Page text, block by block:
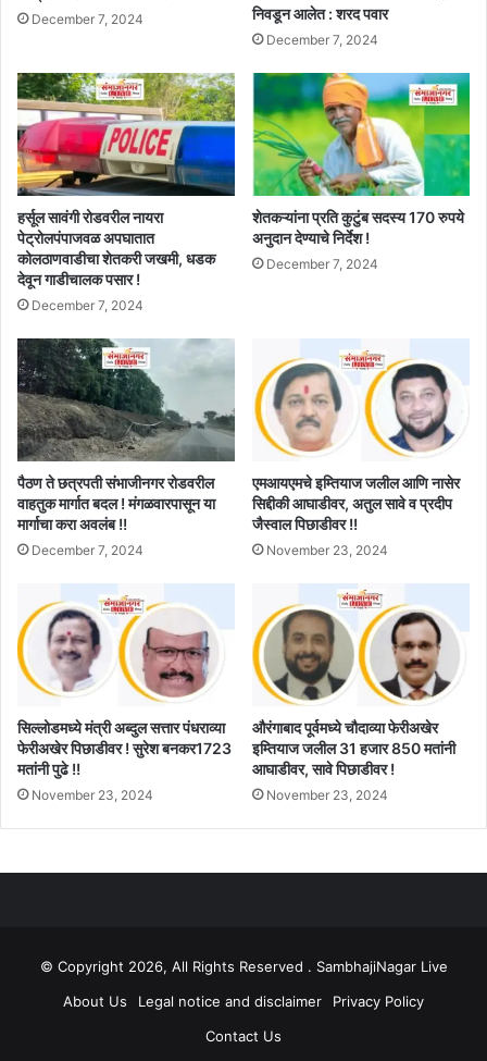
December 7, 2024
निवडून आलेत : शरद पवार
December 7, 2024
हर्सूल सावंगी रोडवरील नायरा
पेट्रोलपंपाजवळ अपघातात
कोलठाणवाडीचा शेतकरी जखमी, धडक
देवून गाडीचालक पसार !
December 7, 2024
शेतकऱ्यांना प्रति कुटुंब सदस्य 170 रुपये
अनुदान देण्याचे निर्देश !
December 7, 2024
पैठण ते छत्रपती संभाजीनगर रोडवरील
वाहतुक मार्गात बदल ! मंगळवारपासून या
मार्गाचा करा अवलंब !!
December 7, 2024
एमआयएमचे इम्तियाज जलील आणि नासेर
सिद्दीकी आघाडीवर, अतुल सावे व प्रदीप
जैस्वाल पिछाडीवर !!
November 23, 2024
सिल्लोडमध्ये मंत्री अब्दुल सत्तार पंधराव्या
फेरीअखेर पिछाडीवर ! सुरेश बनकर1723
मतांनी पुढे !!
November 23, 2024
औरंगाबाद पूर्वमध्ये चौदाव्या फेरीअखेर
इम्तियाज जलील 31 हजार 850 मतांनी
आघाडीवर, सावे पिछाडीवर !
November 23, 2024
© Copyright 2026, All Rights Reserved . SambhajiNagar Live
About Us
Legal notice and disclaimer
Privacy Policy
Contact Us